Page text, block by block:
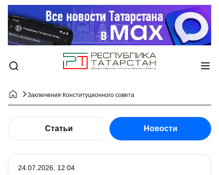
Заключения Конституционного совета
Статьи Новости
24.07.2026, 12:04